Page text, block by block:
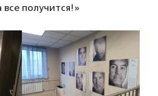
все получится!»